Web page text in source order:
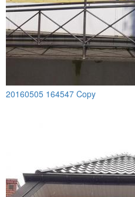
20160505 164547 Copy